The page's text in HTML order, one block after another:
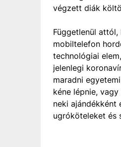
végzett diák
Függetlenül
mobiltelefon
technológiai
jelenlegi
maradni
kéne lépnie,
neki
ugróköteleket és